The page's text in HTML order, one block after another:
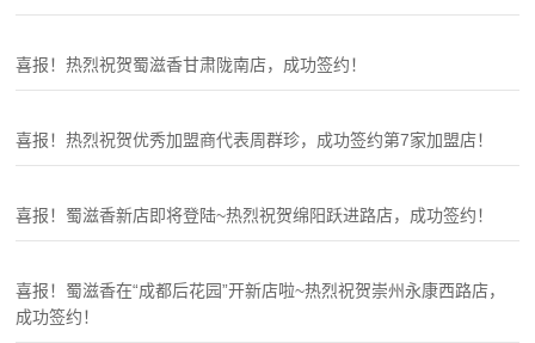
喜报！热烈祝贺蜀滋香甘肃陇南店，成功签约！
喜报！热烈祝贺优秀加盟商代表周群珍，成功签约第7家加盟店！
喜报！蜀滋香新店即将登陆~热烈祝贺绵阳跃进路店，成功签约！
喜报！蜀滋香在“成都后花园”开新店啦~热烈祝贺崇州永康西路店，
成功签约！